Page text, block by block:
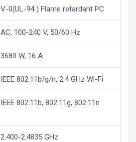
V-0(UL-94 ) Flame retardant PC
AC, 100-240 V, 50/60 Hz
3680 W, 16 A
IEEE 802.11b/g/n, 2.4 GHz Wi-Fi
IEEE 802.11b, 802.11g, 802.11n
2.400-2.4835 GHz